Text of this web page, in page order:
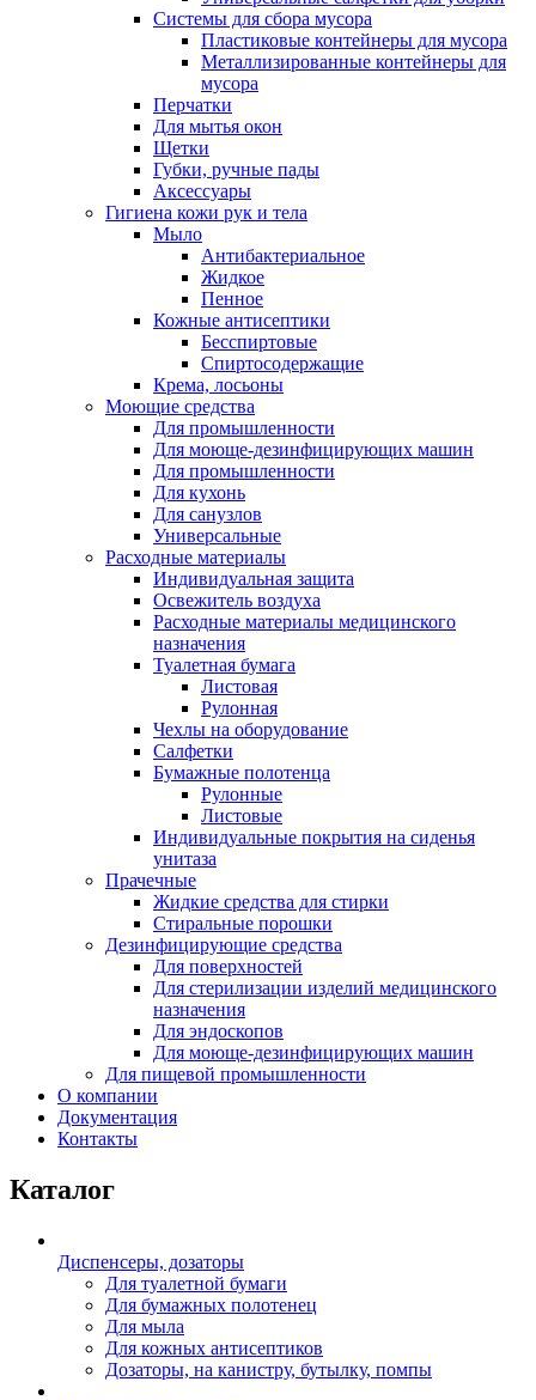
Системы для сбора мусора
Пластиковые контейнеры для мусора
Металлизированные контейнеры для
мусора
Перчатки
Для мытья окон
Щетки
Губки, ручные пады
Аксессуары
Гигиена кожи рук и тела
Мыло
Антибактериальное
Жидкое
Пенное
Кожные антисептики
Бесспиртовые
Cпиртосодержащие
Крема, лосьоны
Моющие средства
Для промышленности
Для моюще-дезинфицирующих машин
Для промышленности
Для кухонь
Для санузлов
Универсальные
Расходные материалы
Индивидуальная защита
Освежитель воздуха
Расходные материалы медицинского
назначения
Туалетная бумага
Листовая
Рулонная
Чехлы на оборудование
Салфетки
Бумажные полотенца
Рулонные
Листовые
Индивидуальные покрытия на сиденья
унитаза
Прачечные
Жидкие средства для стирки
Стиральные порошки
Дезинфицирующие средства
Для поверхностей
Для стерилизации изделий медицинского
назначения
Для эндоскопов
Для моюще-дезинфицирующих машин
Для пищевой промышленности
О компании
Документация
Контакты
Каталог
Диспенсеры, дозаторы
Для туалетной бумаги
Для бумажных полотенец
Для мыла
Для кожных антисептиков
Дозаторы, на канистру, бутылку, помпы